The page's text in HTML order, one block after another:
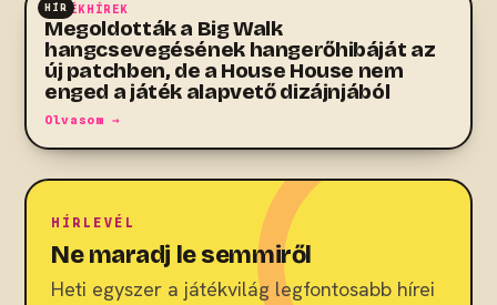
HÍR
JÁTÉKHÍREK
Megoldották a Big Walk
hangcsevegésének hangerőhibáját az
új patchben, de a House House nem
enged a játék alapvető dizájnjából
Olvasom →
HÍRLEVÉL
Ne maradj le semmiről
Heti egyszer a játékvilág legfontosabb hírei